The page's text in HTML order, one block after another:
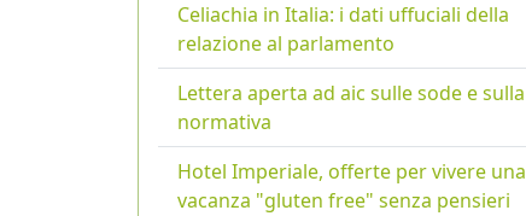
Celiachia in Italia: i dati uffuciali della
relazione al parlamento
Lettera aperta ad aic sulle sode e sulla
normativa
Hotel Imperiale, offerte per vivere una
vacanza "gluten free" senza pensieri